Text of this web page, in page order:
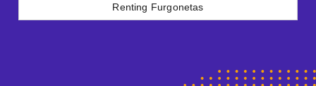
Renting Furgonetas